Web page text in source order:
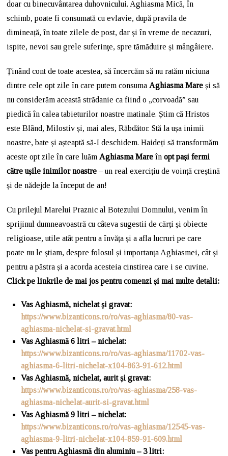
doar cu binecuvântarea duhovnicului. Aghiasma Mică, în
schimb, poate fi consumată cu evlavie, după pravila de
dimineață, în toate zilele de post, dar și în vreme de necazuri,
ispite, nevoi sau grele suferinţe, spre tămăduire și mângâiere.
Ținând cont de toate acestea, să încercăm să nu ratăm niciuna
dintre cele opt zile în care putem consumaAghiasma Mare și să
nu considerăm această strădanie ca fiind o „corvoadă” sau
piedică în calea tabieturilor noastre matinale. Știm că Hristos
este Blând, Milostiv și, mai ales, Răbdător. Stă la ușa inimii
noastre, bate și așteaptă să-I deschidem. Haideți să transformăm
aceste opt zile în care luămAghiasma Mareînopt pași fermi
către ușile inimilor noastre – un real exercițiu de voință creștină
și de nădejde la început de an!
Cu prilejul Marelui Praznic al Botezului Domnului, venim în
sprijinul dumneavoastră cu câteva sugestii de cărți și obiecte
religioase, utile atât pentru a învăța și a afla lucruri pe care
poate nu le știam, despre folosul și importanța Aghiasmei, cât și
pentru a păstra și a acorda acesteia cinstirea care i se cuvine.
Click pe linkrile de mai jos pentru comenzi și mai multe detalii:
Vas Aghiasmă, nichelat și gravat:
https://www.bizanticons.ro/ro/vas-aghiasma/80-vas-
aghiasma-nichelat-si-gravat.html
Vas Aghiasmă 6 litri – nichelat:
https://www.bizanticons.ro/ro/vas-aghiasma/11702-vas-
aghiasma-6-litri-nichelat-x104-863-91-612.html
Vas Aghiasmă, nichelat, aurit și gravat:
https://www.bizanticons.ro/ro/vas-aghiasma/258-vas-
aghiasma-nichelat-aurit-si-gravat.html
Vas Aghiasmă 9 litri – nichelat:
https://www.bizanticons.ro/ro/vas-aghiasma/12545-vas-
aghiasma-9-litri-nichelat-x104-859-91-609.html
Vas pentru Aghiasmă din aluminiu – 3 litri: